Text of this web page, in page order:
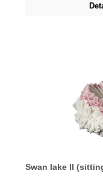
Swan lake II